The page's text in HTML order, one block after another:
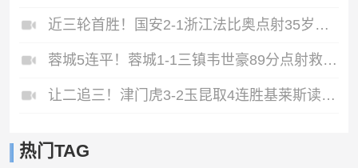
近三轮首胜！国安2-1浙江法比奥点射35岁张稀哲制胜王钰栋送助攻
蓉城5连平！蓉城1-1三镇韦世豪89分点射救主费利佩造点李昂破门
让二追三！津门虎3-2玉昆取4连胜基莱斯读秒绝杀萨尔瓦多破门
热门TAG